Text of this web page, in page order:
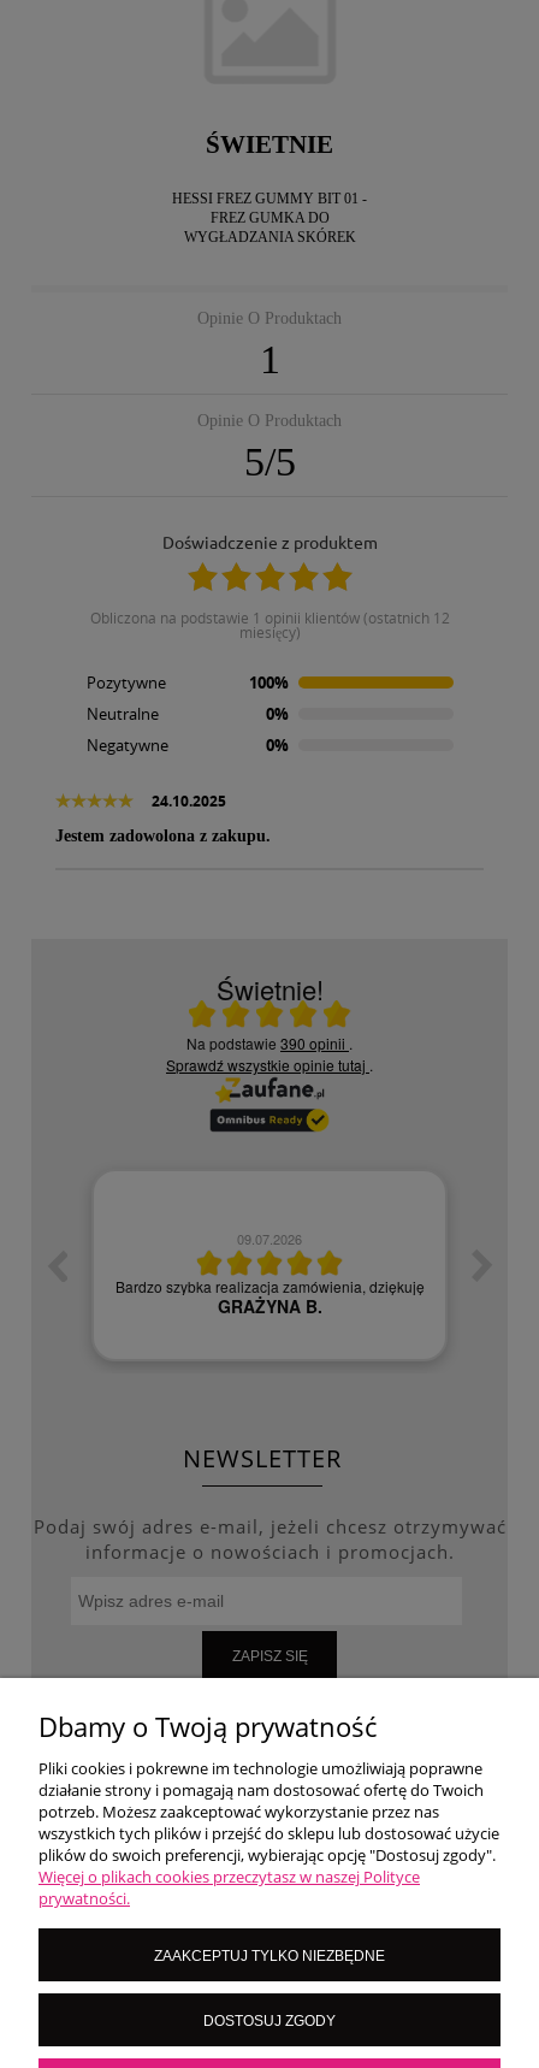
ŚWIETNIE
HESSI FREZ GUMMY BIT 01 -
FREZ GUMKA DO
WYGŁADZANIA SKÓREK
Opinie O Produktach
1
Opinie O Produktach
5/5
Doświadczenie z produktem
obliczona na podstawie 1 opinii klientów (ostatnich 12
miesięcy)
Pozytywne
100%
Neutralne
0%
Negatywne
0%
24.10.2025
Jestem zadowolona z zakupu.
Świetnie!
Ocena średnia 5 na 5
Na podstawie 390 opinii .
Sprawdź wszystkie opinie tutaj .
09.07.2026
Bardzo szybka realizacja zamówienia, dziękuję
GRAŻYNA B.
NEWSLETTER
Podaj swój adres e-mail, jeżeli chcesz otrzymywać
informacje o nowościach i promocjach.
ZAPISZ SIĘ
WARUNKI ZAKUPÓW
MOJE KONTO
O NAS
LoversNails Paulina Wiktorowicz | Brzozowa 7, 05-300 Targówka, woj
mazowieckie | NIP: 8222395546
Kontakt pn - pt: 8:00 - 16:00 |importmistewiczpartners@gmail.com
Dbamy o Twoją prywatność
Pliki cookies i pokrewne im technologie umożliwiają poprawne
działanie strony i pomagają nam dostosować ofertę do Twoich
potrzeb. Możesz zaakceptować wykorzystanie przez nas
wszystkich tych plików i przejść do sklepu lub dostosować użycie
plików do swoich preferencji, wybierając opcję "Dostosuj zgody".
Więcej o plikach cookies przeczytasz w naszej Polityce
prywatności.
ZAAKCEPTUJ TYLKO NIEZBĘDNE
DOSTOSUJ ZGODY